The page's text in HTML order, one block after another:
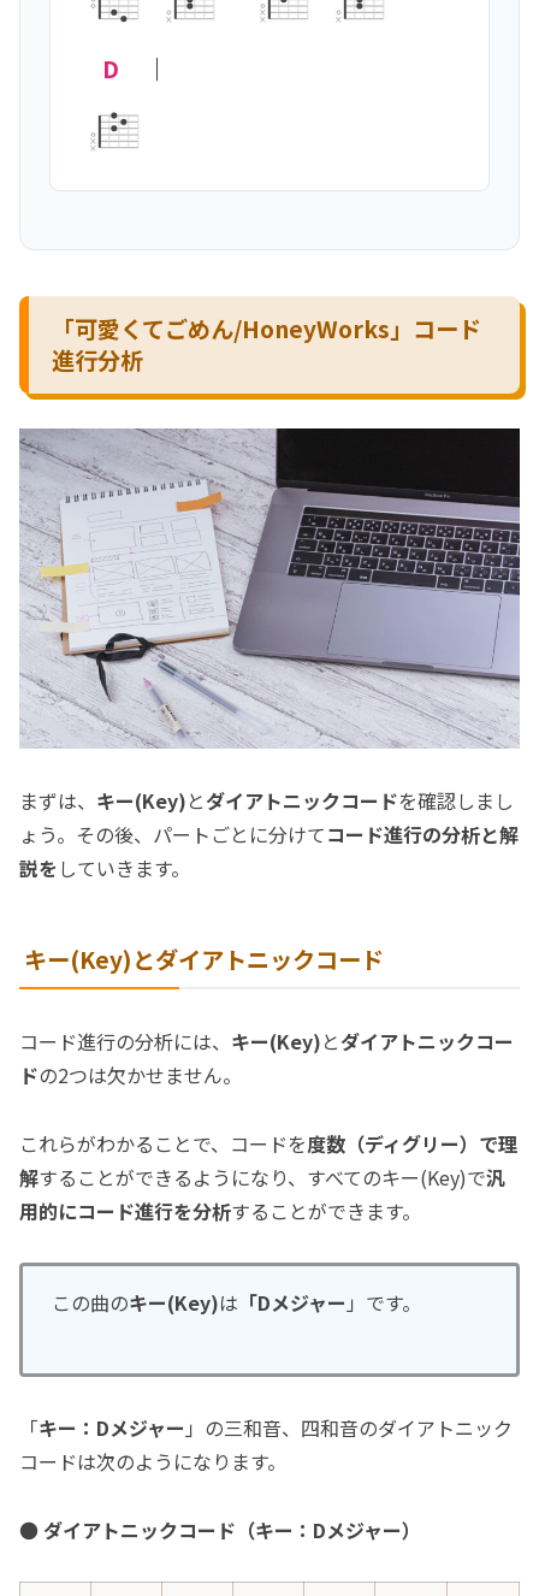
× ×
×
×
D
×
×
｜
「可愛くてごめん/HoneyWorks」コード
進行分析
まずは、 キー(Key)とダイアトニックコードを確認しまし
ょう。その後、パートごとに分けてコード進行の分析と解
説を していきます。
キー(Key)とダイアトニックコード
コード進行の分析には、 キー(Key)とダイアトニックコー
ドの2つは欠かせません。
これらがわかることで、コードを度数（ディグリー）で理
解することができるようになり、すべてのキー(Key)で汎
用的にコード進行を分析することができます。
この曲のキー(Key)は 「Dメジャー 」です。
「キー：Dメジャー 」の三和音、四和音のダイアトニック
コードは次のようになります。
● ダイアトニックコード（キー：Dメジャー）